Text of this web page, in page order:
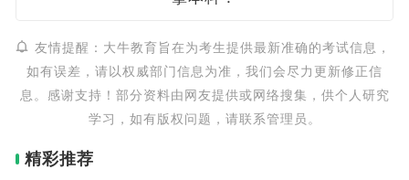
友情提醒：大牛教育旨在为考生提供最新准确的考试信息，
如有误差，请以权威部门信息为准，我们会尽力更新修正信
息。感谢支持！部分资料由网友提供或网络搜集，供个人研究
学习，如有版权问题，请联系管理员。
精彩推荐